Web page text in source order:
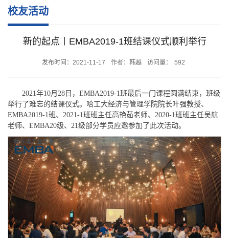
校友活动
新的起点丨EMBA2019-1班结课仪式顺利举行
发布时间：2021-11-17 作者：韩越 访问量： 592
2021年10月28日，EMBA2019-1班最后一门课程圆满结束，班级
举行了难忘的结课仪式。哈工大经济与管理学院院长叶强教授、
EMBA2019-1班、2021-1班班主任高艳茹老师、2020-1班班主任吴航
老师、EMBA20级、21级部分学员应邀参加了此次活动。